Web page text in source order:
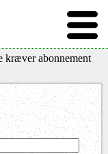
kræver abonnement